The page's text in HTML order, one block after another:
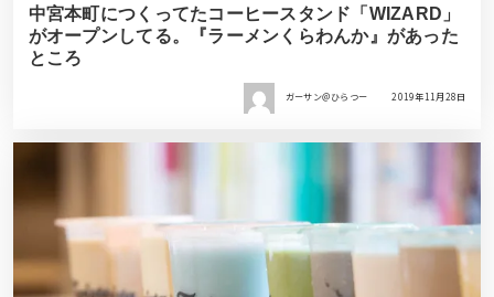
中宮本町につくってたコーヒースタンド「WIZARD」
がオープンしてる。『ラーメンくらわんか』があった
ところ
ガーサン＠ひらつー 2019年11月28日